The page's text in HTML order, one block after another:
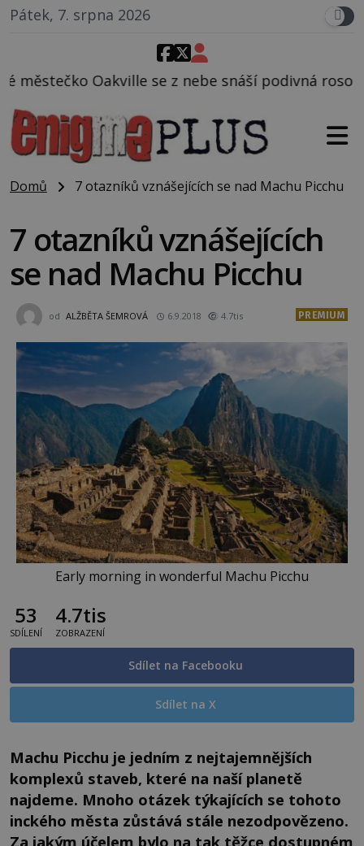
Pátek, 7. srpna 2026
se z nebe snáší podivná rosolovitá látka
Domů 7 otazníků vznášejících se nad Machu Picchu
7 otazníků vznášejících
se nad Machu Picchu
od ALŽBĚTA ŠEMROVÁ 6.9.2018 4.7tis PREMIUM
Early morning in wonderful Machu Picchu
53
SDÍLENÍ
4.7tis
ZOBRAZENÍ
Sdílet na Facebooku
Sdílet na X
Machu Picchu je jedním z nejtajemnějších
komplexů staveb, které na naší planetě
najdeme. Mnoho otázek týkajících se tohoto
inckého města zůstává stále nezodpovězeno.
Za jakým účelem bylo na tak těžce dostupném